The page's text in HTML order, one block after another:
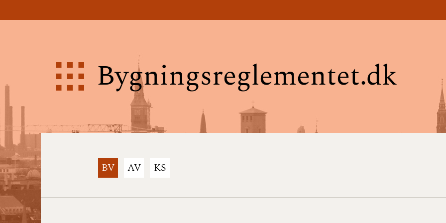
Bygningsreglementet.dk
BV AV KS